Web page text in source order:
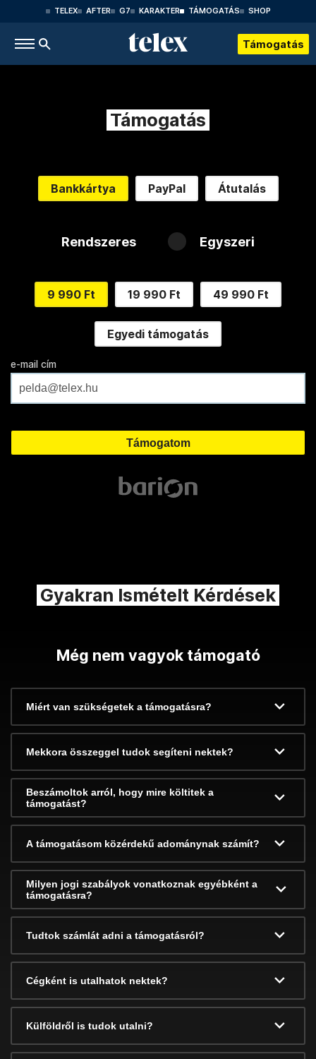
TELEX AFTER G7 KARAKTER TÁMOGATÁS SHOP
Támogatás
Támogatás
Bankkártya PayPal Átutalás
Rendszeres Egyszeri
9 990 Ft 19 990 Ft 49 990 Ft
Egyedi támogatás
e-mail cím
Gyakran Ismételt Kérdések
Még nem vagyok támogató
Miért van szükségetek a támogatásra?
Mekkora összeggel tudok segíteni nektek?
Beszámoltok arról, hogy mire költitek a
támogatást?
A támogatásom közérdekű adománynak számít?
Milyen jogi szabályok vonatkoznak egyébként a
támogatásra?
Tudtok számlát adni a támogatásról?
Cégként is utalhatok nektek?
Külföldről is tudok utalni?